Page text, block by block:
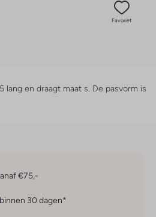
Favoriet
lang en draagt maat s. De pasvorm is
€75,-
binnen 30 dagen*